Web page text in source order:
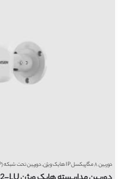
دوربین ۸ مگاپیکسل IP هایک ویژن ,دوربین تحت شبکه (IP) هایک ویژن